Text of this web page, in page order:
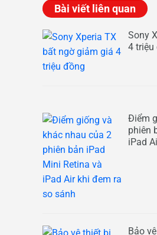
Bài viết liên quan
Sony
4 triệu
Điểm
phiên
iPad
Bảo